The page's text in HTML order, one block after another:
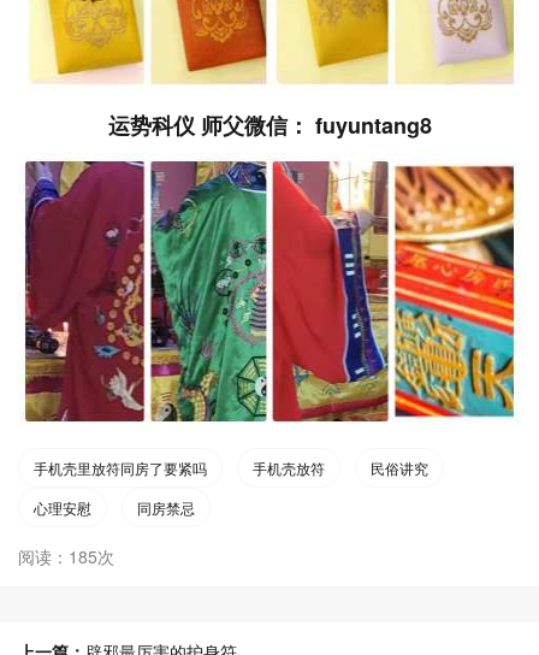
运势科仪 师父微信： fuyuntang8
手机壳里放符同房了要紧吗 手机壳放符
民俗讲究
心理安慰
同房禁忌
阅读：185次